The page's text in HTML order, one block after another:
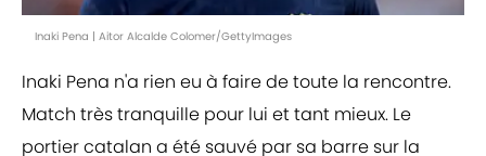
Inaki Pena | Aitor Alcalde Colomer/GettyImages
Inaki Pena n'a rien eu à faire de toute la rencontre.
Match très tranquille pour lui et tant mieux. Le
portier catalan a été sauvé par sa barre sur la